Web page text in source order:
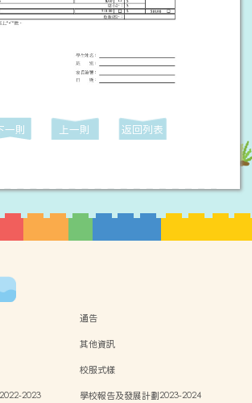
一則 上一則 返回列表
通告
其他資訊
校服式樣
2023
學校報告及發展計劃2023-2024